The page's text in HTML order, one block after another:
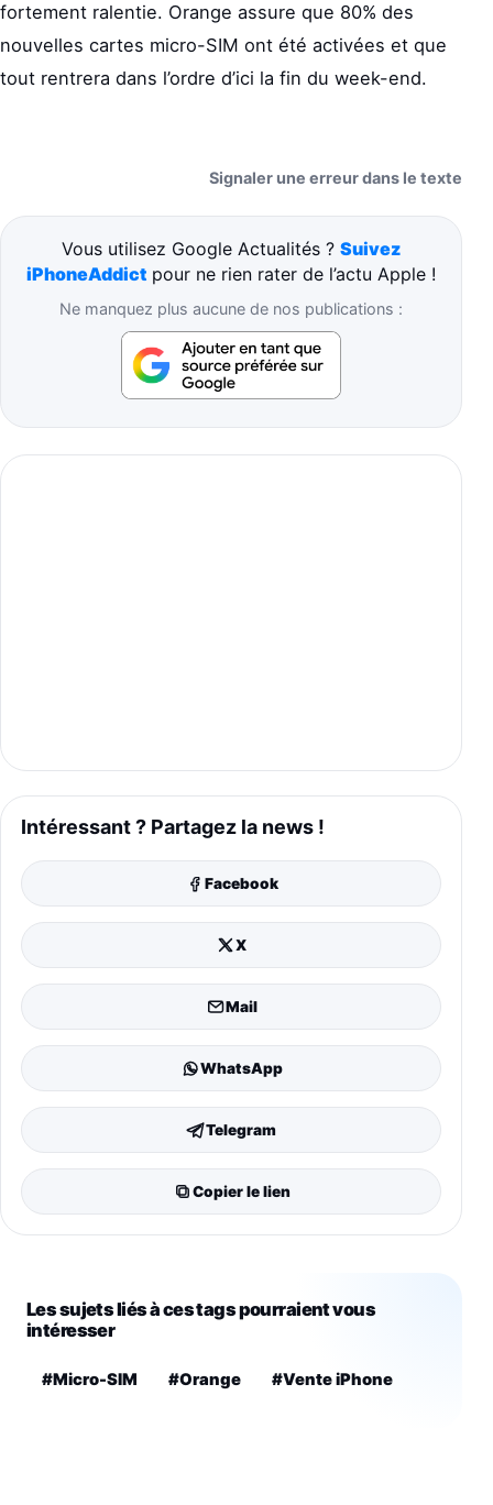
fortement ralentie. Orange assure que 80% des
nouvelles cartes micro-SIM ont été activées et que
tout rentrera dans l’ordre d’ici la fin du week-end.
Signaler une erreur dans le texte
Vous utilisez Google Actualités ? Suivez
iPhoneAddict pour ne rien rater de l’actu Apple !
Ne manquez plus aucune de nos publications :
Intéressant ? Partagez la news !
Facebook
X
Mail
WhatsApp
Telegram
Copier le lien
Les sujets liés à ces tags pourraient vous
intéresser
#Micro-SIM #Orange #Vente iPhone